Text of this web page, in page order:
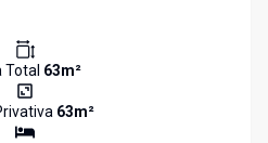
Total 63m²
63m²